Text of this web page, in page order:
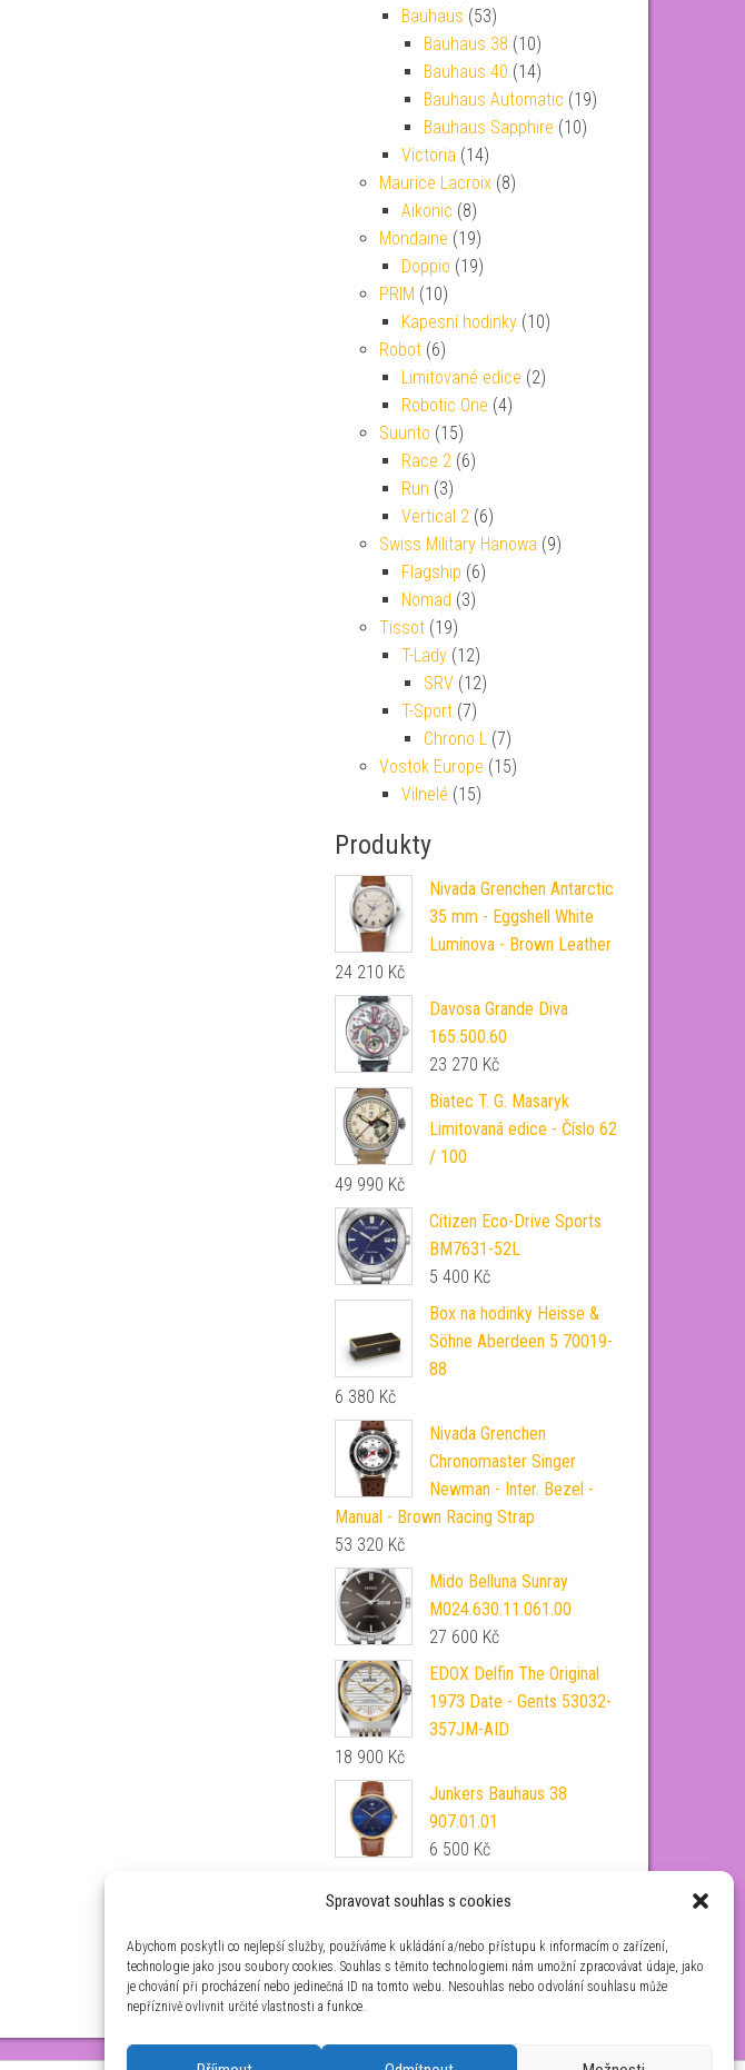
Spravovat souhlas s cookies
Abychom poskytli co nejlepší služby, používáme k ukládání a/nebo přístupu k informacím o zařízení,
technologie jako jsou soubory cookies. Souhlas s těmito technologiemi nám umožní zpracovávat údaje, jako
je chování při procházení nebo jedinečná ID na tomto webu. Nesouhlas nebo odvolání souhlasu může
nepříznivě ovlivnit určité vlastnosti a funkce.
Bauhaus (53)
Bauhaus 38 (10)
Bauhaus 40 (14)
Bauhaus Automatic (19)
Bauhaus Sapphire (10)
Victoria (14)
Maurice Lacroix (8)
Aikonic (8)
Mondaine (19)
Doppio (19)
PRIM (10)
Kapesní hodinky (10)
Robot (6)
Limitované edice (2)
Robotic One (4)
Suunto (15)
Race 2 (6)
Run (3)
Vertical 2 (6)
Swiss Military Hanowa (9)
Flagship (6)
Nomad (3)
Tissot (19)
T-Lady (12)
SRV (12)
T-Sport (7)
Chrono L (7)
Vostok Europe (15)
Vilnelé (15)
Produkty
Nivada Grenchen Antarctic
35 mm - Eggshell White
Luminova - Brown Leather
24 210 Kč
Davosa Grande Diva
165.500.60
23 270 Kč
Biatec T. G. Masaryk
Limitovaná edice - Číslo 62
/ 100
49 990 Kč
Citizen Eco-Drive Sports
BM7631-52L
5 400 Kč
Box na hodinky Heisse &
Söhne Aberdeen 5 70019-
88
6 380 Kč
Nivada Grenchen
Chronomaster Singer
Newman - Inter. Bezel -
Manual - Brown Racing Strap
53 320 Kč
Mido Belluna Sunray
M024.630.11.061.00
27 600 Kč
EDOX Delfin The Original
1973 Date - Gents 53032-
357JM-AID
18 900 Kč
Junkers Bauhaus 38
907.01.01
6 500 Kč
Greyhound
SMWGA0001530
4 928Kč